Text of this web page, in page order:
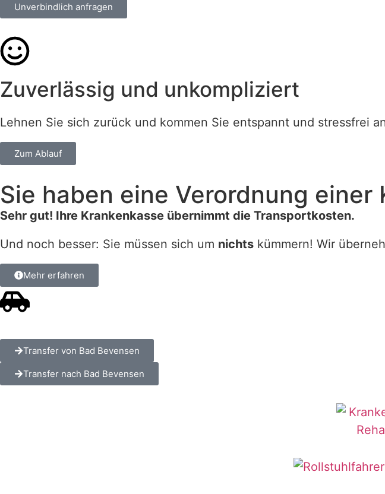
Unverbindlich anfragen
Zu­ver­lässig und un­kom­pliziert
Lehnen Sie sich zurück und kommen Sie entspannt und stressfrei
Zum Ablauf
Sie haben eine Verordnung einer
Sehr gut! Ihre Krankenkasse übernimmt die Transportkosten.
Und noch besser: Sie müssen sich um nichts kümmern! Wir
Mehr erfahren
Transfer von Bad Bevensen
Transfer nach Bad Bevensen